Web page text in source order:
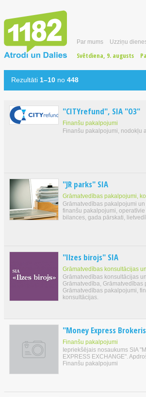
Par mums Uzziņu
Svētdiena, 9. augusts
Rezultāti 1–10 no 448
"CITYrefund", SIA "O3"
Finanšu pakalpojumi
Finanšu pakalpojumi, nodokļu
"JR parks" SIA
Grāmatvedības pakalpojumi,
Grāmatvedības pakalpojumi
finanšu pakalpojumi, operatīvie
bilances, gada pārskati,
"Ilzes birojs" SIA
Grāmatvedības konsultācijas
Grāmatvedības konsultācijas
Grāmatvedība, Grāmatvedības
Grāmatvedības pakalpojumi,
konsultācijas.
"Money Express
Finanšu pakalpojumi
Iepriekšējais nosaukums SIA
EXPRESS EXCHANGE".
Finanšu pakalpojumi